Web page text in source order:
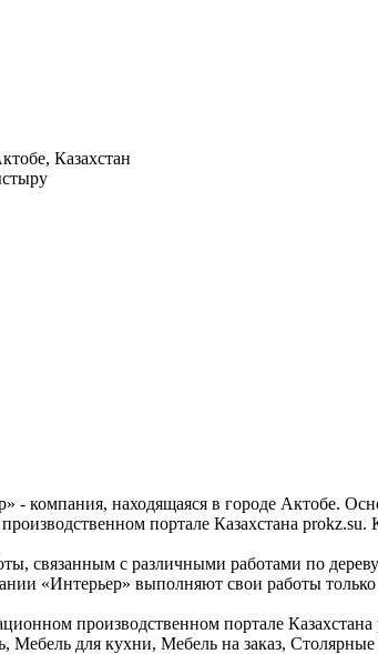
Казахстан
- компания, находящаяся в городе Актобе.
портале Казахстана
связанным с различными работами по
«Интерьер» выполняют свои работы
производственном портале
Мебель для кухни, Мебель на заказ,